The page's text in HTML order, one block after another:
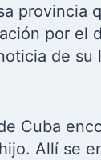
provincia
por el
de su
Cuba
Allí se